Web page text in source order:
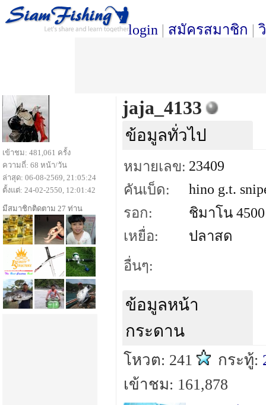
login | สมัครสมาชิก |
jaja_4133
ข้อมูลทั่วไป
หมายเลข: 23409
คันเบ็ด:
hino g.t.
รอก:
ชิมาโน
เหยื่อ:
ปลาสด
อื่นๆ:
ข้อมูลหน้า
กระดาน
โหวต: 241 กระทู้:
เข้าชม: 161,878
เข้าชม: 481,061 ครั้ง
ความถี่: 68 หน้า/วัน
ล่าสุด: 06-08-2569, 21:05:24
ตั้งแต่: 24-02-2550, 12:01:42
มีสมาชิกติดตาม 27 ท่าน